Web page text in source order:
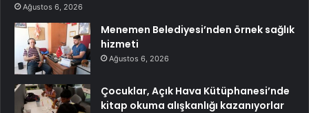
Ağustos 6, 2026
Menemen Belediyesi’nden örnek sağlık
hizmeti
Ağustos 6, 2026
Çocuklar, Açık Hava Kütüphanesi’nde
kitap okuma alışkanlığı kazanıyorlar